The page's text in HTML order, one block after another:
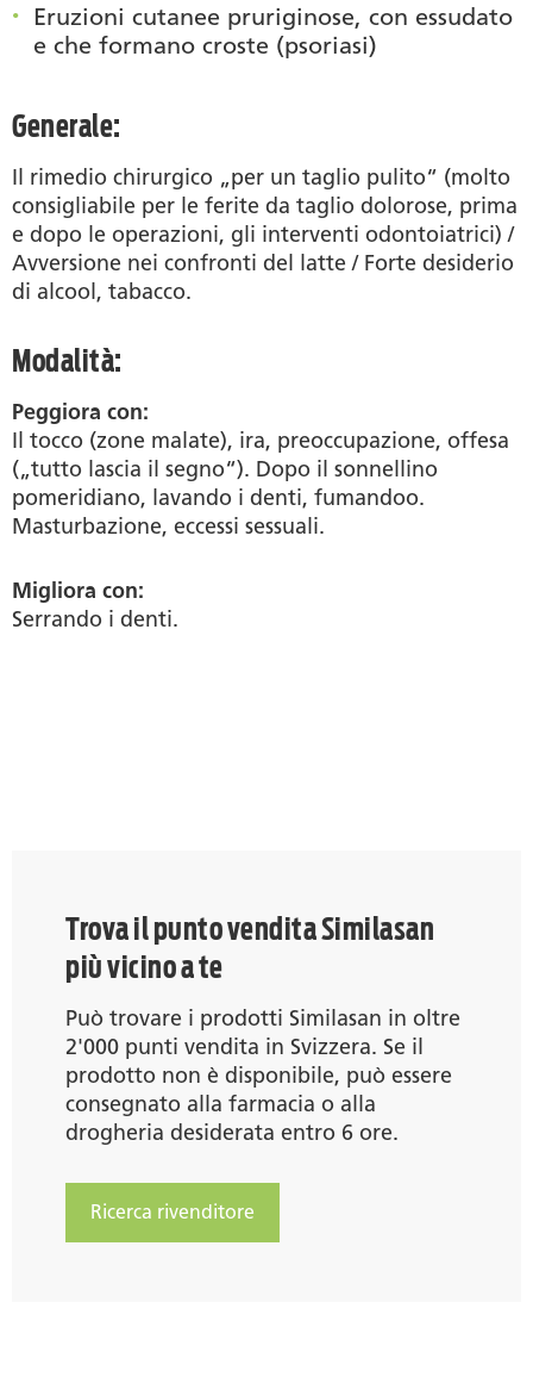
Eruzioni cutanee pruriginose, con essudato
e che formano croste (psoriasi)
Generale:
Il rimedio chirurgico „per un taglio pulito“ (molto
consigliabile per le ferite da taglio dolorose, prima
e dopo le operazioni, gli interventi odontoiatrici) /
Avversione nei confronti del latte / Forte desiderio
di alcool, tabacco.
Modalità:
Peggiora con:
Il tocco (zone malate), ira, preoccupazione, offesa
(„tutto lascia il segno“). Dopo il sonnellino
pomeridiano, lavando i denti, fumandoo.
Masturbazione, eccessi sessuali.
Migliora con:
Serrando i denti.
Trova il punto vendita Similasan
più vicino a te
Può trovare i prodotti Similasan in oltre
2'000 punti vendita in Svizzera. Se il
prodotto non è disponibile, può essere
consegnato alla farmacia o alla
drogheria desiderata entro 6 ore.
Ricerca rivenditore